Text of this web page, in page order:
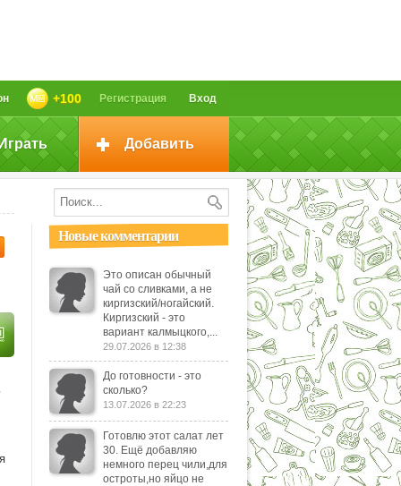
Вход
Регистрация
+100
Добавить
Новые комментарии
Это описан обычный
чай со сливками, а не
киргизский/ногайский.
Киргизский - это
вариант калмыцкого,...
29.07.2026 в 12:38
До готовности - это
сколько?
13.07.2026 в 22:23
Готовлю этот салат лет
30. Ещё добавляю
немного перец чили,для
остроты,но яйцо не